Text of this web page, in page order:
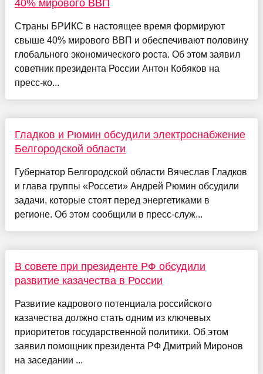
40% мирового ВВП
Страны БРИКС в настоящее время формируют
свыше 40% мирового ВВП и обеспечивают половину
глобального экономического роста. Об этом заявил
советник президента России Антон Кобяков на
пресс-ко...
Гладков и Рюмин обсудили электроснабжение
Белгородской области
Губернатор Белгородской области Вячеслав Гладков
и глава группы «Россети» Андрей Рюмин обсудили
задачи, которые стоят перед энергетиками в
регионе. Об этом сообщили в пресс-служ...
В совете при президенте РФ обсудили
развитие казачества в России
Развитие кадрового потенциала российского
казачества должно стать одним из ключевых
приоритетов государственной политики. Об этом
заявил помощник президента РФ Дмитрий Миронов
на заседании ...